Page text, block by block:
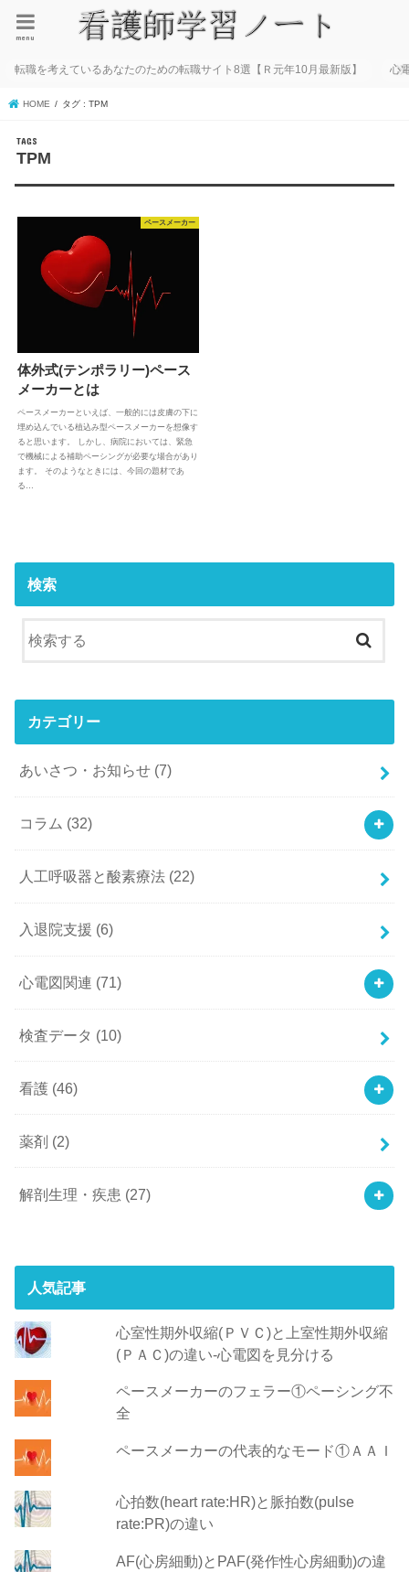
menu
転職を考えているあなたのための転職サイト8選【Ｒ元年10月最新版】 心
HOME タグ : TPM
TPM
ペースメーカー
体外式(テンポラリー)ペース
メーカーとは
ペースメーカーといえば、一般的には皮膚の下に
埋め込んでいる植込み型ペースメーカーを想像す
ると思います。 しかし、病院においては、緊急
で機械による補助ペーシングが必要な場合があり
ます。 そのようなときには、今回の題材であ
る…
検索
カテゴリー
あいさつ・お知らせ (7)
コラム (32)
人工呼吸器と酸素療法 (22)
入退院支援 (6)
心電図関連 (71)
検査データ (10)
看護 (46)
薬剤 (2)
解剖生理・疾患 (27)
人気記事
心室性期外収縮(ＰＶＣ)と上室性期外収縮
(ＰＡＣ)の違い-心電図を見分ける
ペースメーカーのフェラー①ペーシング不
全
ペースメーカーの代表的なモード①ＡＡＩ
心拍数(heart rate:HR)と脈拍数(pulse
rate:PR)の違い
AF(心房細動)とPAF(発作性心房細動)の違